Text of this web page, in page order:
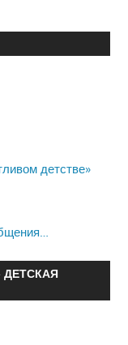
детстве»
ДЕТСКАЯ